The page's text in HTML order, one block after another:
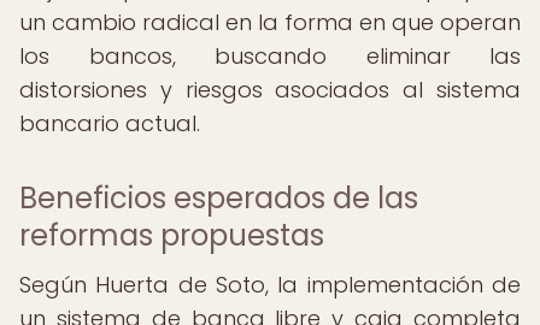
un cambio radical en la forma en que operan
los bancos, buscando eliminar las
distorsiones y riesgos asociados al sistema
bancario actual.
Beneficios esperados de las
reformas propuestas
Según Huerta de Soto, la implementación de
un sistema de banca libre y caja completa